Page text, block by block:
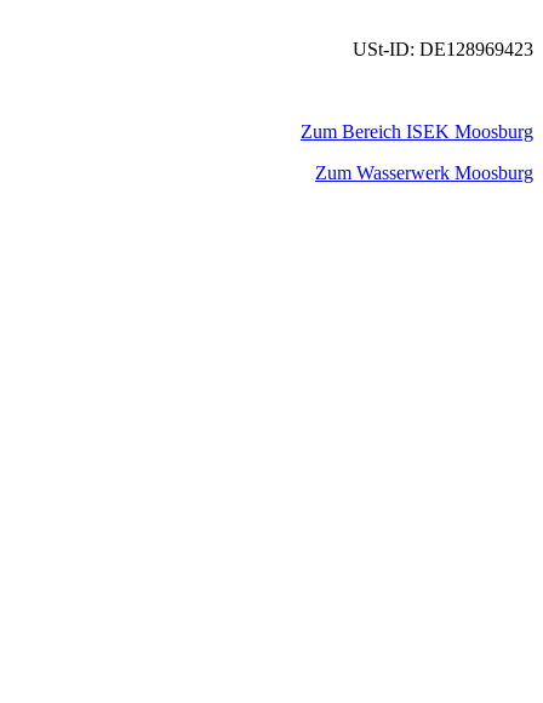
USt-ID: DE128969423
Zum Bereich ISEK Moosburg
Zum Wasserwerk Moosburg